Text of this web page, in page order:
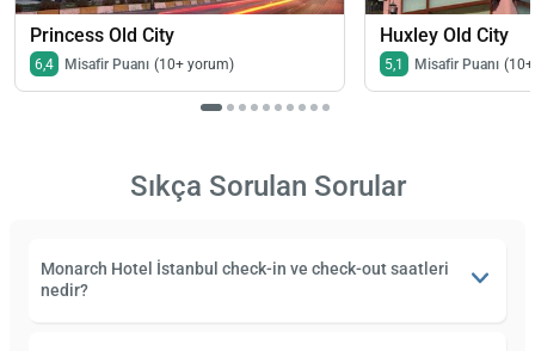
Princess Old City
6,4 Misafir Puanı (10+ yorum)
Huxley Old City
5,1 Misafir Puanı
Sıkça Sorulan Sorular
Monarch Hotel İstanbul check-in ve check-out saatleri
nedir?